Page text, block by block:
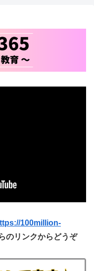
100million-
のリンクからどうぞ